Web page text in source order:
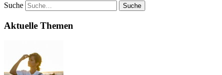
Suche
Aktuelle Themen